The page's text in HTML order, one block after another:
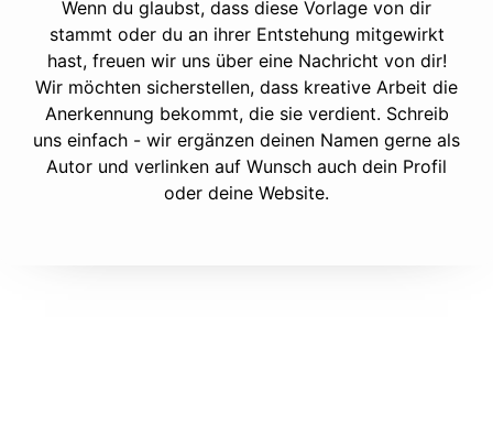
Wenn du glaubst, dass diese Vorlage von dir
stammt oder du an ihrer Entstehung mitgewirkt
hast, freuen wir uns über eine Nachricht von dir!
Wir möchten sicherstellen, dass kreative Arbeit die
Anerkennung bekommt, die sie verdient. Schreib
uns einfach - wir ergänzen deinen Namen gerne als
Autor und verlinken auf Wunsch auch dein Profil
oder deine Website.